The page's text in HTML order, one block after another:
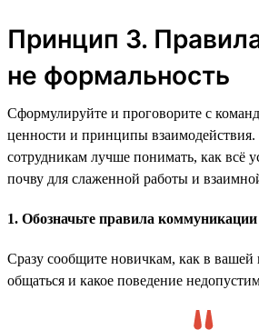
Принцип 3.
не формальность
Сформулируйте и проговорите с
ценности и принципы
сотрудникам лучше понимать, как всё
почву для слаженной работы и
1. Обозначьте правила коммуникации
Сразу сообщите новичкам, как в
общаться и какое поведение